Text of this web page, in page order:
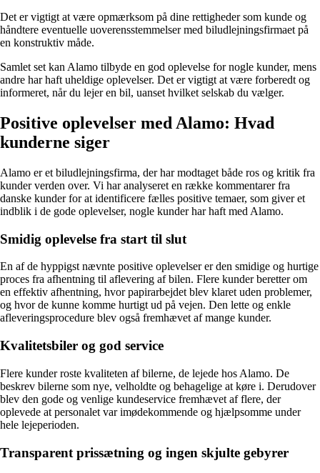
Det er vigtigt at være opmærksom på dine rettigheder som kunde og
håndtere eventuelle uoverensstemmelser med biludlejningsfirmaet på
en konstruktiv måde.
Samlet set kan Alamo tilbyde en god oplevelse for nogle kunder, mens
andre har haft uheldige oplevelser. Det er vigtigt at være forberedt og
informeret, når du lejer en bil, uanset hvilket selskab du vælger.
Positive oplevelser med Alamo: Hvad
kunderne siger
Alamo er et biludlejningsfirma, der har modtaget både ros og kritik fra
kunder verden over. Vi har analyseret en række kommentarer fra
danske kunder for at identificere fælles positive temaer, som giver et
indblik i de gode oplevelser, nogle kunder har haft med Alamo.
Smidig oplevelse fra start til slut
En af de hyppigst nævnte positive oplevelser er den smidige og hurtige
proces fra afhentning til aflevering af bilen. Flere kunder beretter om
en effektiv afhentning, hvor papirarbejdet blev klaret uden problemer,
og hvor de kunne komme hurtigt ud på vejen. Den lette og enkle
afleveringsprocedure blev også fremhævet af mange kunder.
Kvalitetsbiler og god service
Flere kunder roste kvaliteten af bilerne, de lejede hos Alamo. De
beskrev bilerne som nye, velholdte og behagelige at køre i. Derudover
blev den gode og venlige kundeservice fremhævet af flere, der
oplevede at personalet var imødekommende og hjælpsomme under
hele lejeperioden.
Transparent prissætning og ingen skjulte gebyrer